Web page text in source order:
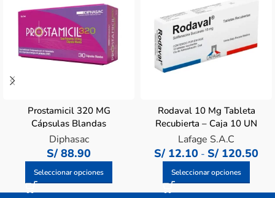
Prostamicil 320 MG
Cápsulas Blandas
Diphasac
S/ 88.90
Seleccionar opciones
Rodaval 10 Mg Tableta
Recubierta – Caja 10 UN
Lafage S.A.C
S/ 12.10 - S/ 120.50
Seleccionar opciones